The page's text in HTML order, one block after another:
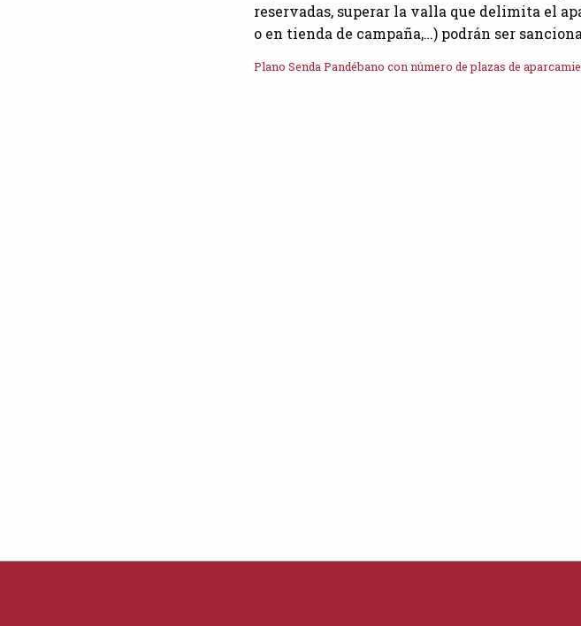
reservadas, superar la valla que delimita el
o en tienda de campaña,…) podrán ser
Plano Senda Pandébano con número de plazas de